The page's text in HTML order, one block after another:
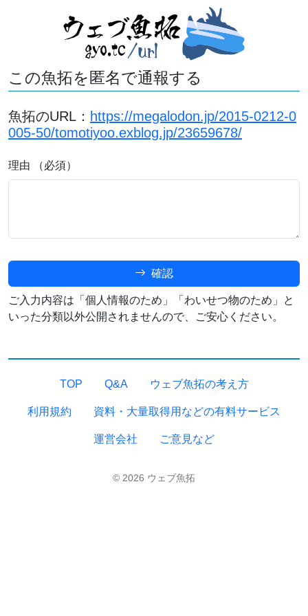
この魚拓を匿名で通報する
魚拓のURL： https://megalodon.jp/2015-0212-0
005-50/tomotiyoo.exblog.jp/23659678/
理由 （必須）
確認
ご入力内容は「個人情報のため」「わいせつ物のため」と
いった分類以外公開されませんので、ご安心ください。
TOP Q&A ウェブ魚拓の考え方
利用規約 資料・大量取得用などの有料サービス
運営会社 ご意見など
© 2026 ウェブ魚拓